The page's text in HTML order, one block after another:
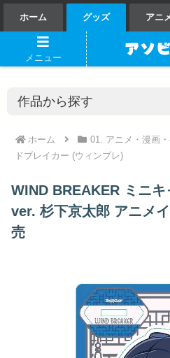
ホーム グッズ アニ
ホーム 01. アニメ・漫画
ドブレイカー (ウィンブレ)
WIND BREAKER ミニ
ver. 杉下京太郎 アニメ
売
メニュー